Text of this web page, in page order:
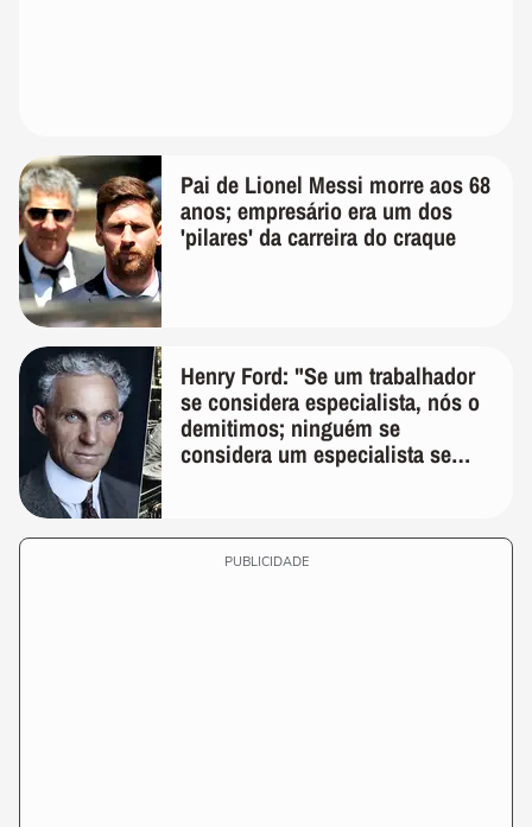
Pai de Lionel Messi morre aos 68
anos; empresário era um dos
'pilares' da carreira do craque
Henry Ford: "Se um trabalhador
se considera especialista, nós o
demitimos; ninguém se
considera um especialista se
PUBLICIDADE